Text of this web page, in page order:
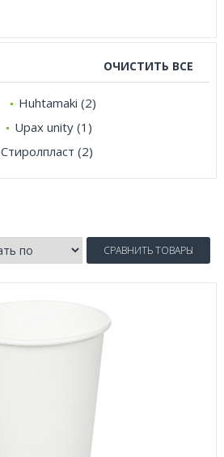
ОЧИСТИТЬ ВСЕ
Huhtamaki (2)
Upax unity (1)
Стиролпласт (2)
СРАВНИТЬ ТОВАРЫ